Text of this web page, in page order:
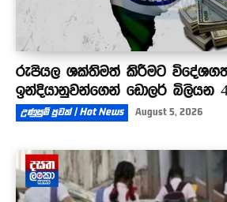
රුපියල ශක්තිමත් කිරීමට
ඉන්දියානුවන්ගෙන් ඩොලර් බිලියන
උණුසුම් පුවත් | Hot News August 5, 2026